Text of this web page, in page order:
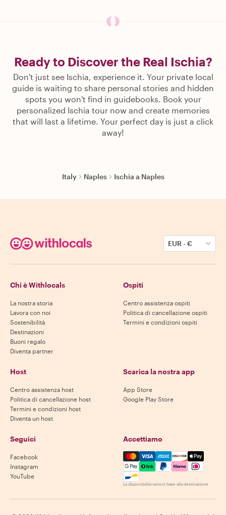
Ready to Discover the Real Ischia?
Don't just see Ischia, experience it. Your private local
guide is waiting to share personal stories and hidden
spots you won't find in guidebooks. Book your
personalized Ischia tour now and create memories
that will last a lifetime. Your perfect day is just a click
away!
Italy Naples Ischia a Naples
EUR-€
Chi è Withlocals
La nostra storia
Lavora con noi
Sostenibilità
Destinazioni
Buoni regalo
Diventa partner
Ospiti
Centro assistenza ospiti
Politica di cancellazione ospiti
Termini e condizioni ospiti
Host
Centro assistenza host
Politica di cancellazione host
Termini e condizioni host
Diventa un host
Scarica la nostra app
App Store
Google Play Store
Seguici
Facebook
Instagram
YouTube
Accettiamo
Mastercard, Visa, Amex,
La disponibilità varia in base alla destinazione